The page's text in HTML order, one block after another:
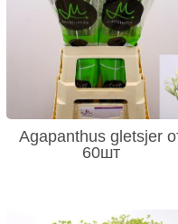
Agapanthus gletsjer
60шт